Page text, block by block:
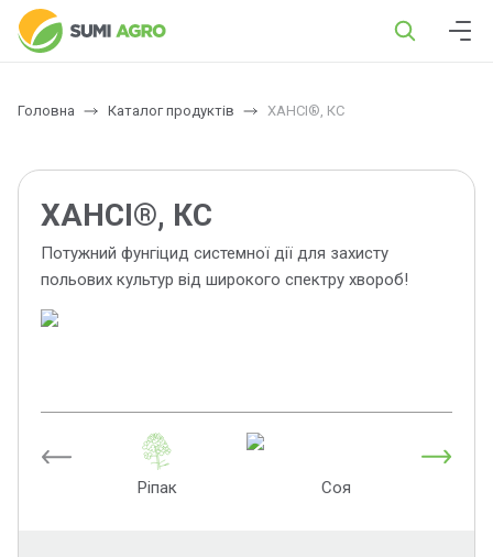
Головна Каталог продуктів ХАНСІ®, КС
ХАНСІ®, КС
Потужний фунгіцид системної дії для захисту
польових культур від широкого спектру хвороб!
Ріпак Соя